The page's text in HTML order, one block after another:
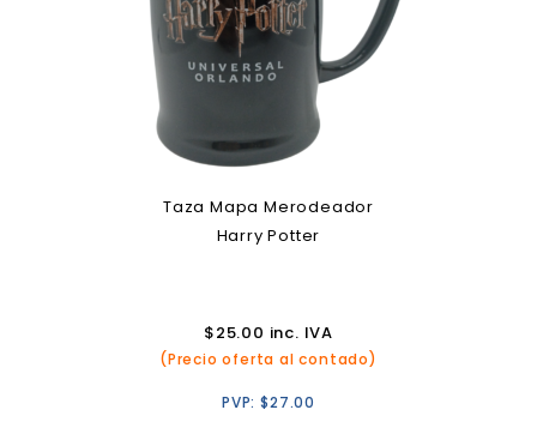
Taza Mapa Merodeador
Harry Potter
$25.00 inc. IVA
(Precio oferta al contado)
PVP:$27.00